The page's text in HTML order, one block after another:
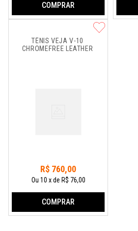
COMPRAR
TÊNIS VEJA V-10
CHROMEFREE LEATHER
R$ 760,00
Ou 10 xde R$ 76,00
COMPRAR